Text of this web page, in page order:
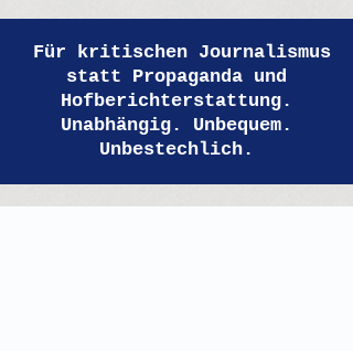
Für kritischen Journalismus
statt Propaganda und
Hofberichterstattung.
Unabhängig. Unbequem.
Unbestechlich.